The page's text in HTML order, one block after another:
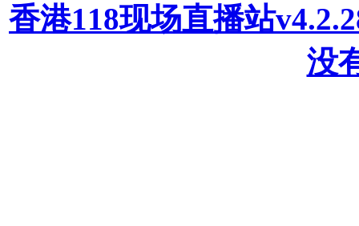
香港118现场直播站
没